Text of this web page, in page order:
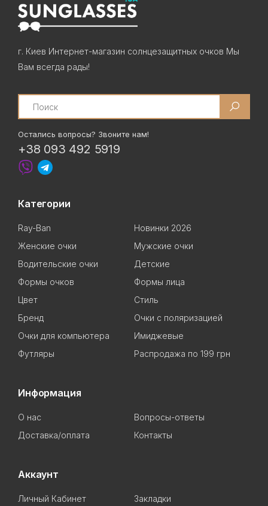
г. Киев Интернет-магазин солнцезащитных очков Мы
Вам всегда рады!
Search
Остались вопросы? Звоните нам!
+38 093 492 5919
Категории
Ray-Ban
Новинки 2026
Женские очки
Мужские очки
Водительские очки
Детские
Формы очков
Формы лица
Цвет
Стиль
Бренд
Очки с поляризацией
Очки для компьютера
Имиджевые
Футляры
Распродажа по 199 грн
Информация
О нас
Вопросы-ответы
Доставка/оплата
Контакты
Аккаунт
Личный Кабинет Закладки